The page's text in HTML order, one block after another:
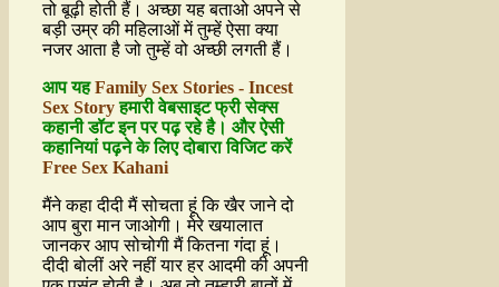
तो बूढ़ी होती हैं। अच्छा यह बताओ अपने से
बड़ी उम्र की महिलाओं में तुम्हें ऐसा क्या
नजर आता है जो तुम्हें वो अच्छी लगती हैं।
आप यहFamily Sex Stories - Incest
Sex Storyहमारी वेबसाइट फ्री सेक्स
कहानी डॉट इन पर पढ़ रहे है। और ऐसी
कहानियां पढ़ने के लिए दोबारा विजिट करें
Free Sex Kahani
मैंने कहा दीदी मैं सोचता हूं कि खैर जाने दो
आप बुरा मान जाओगी। मेरे खयालात
जानकर आप सोचोगी मैं कितना गंदा हूं।
दीदी बोलीं अरे नहीं यार हर आदमी की अपनी